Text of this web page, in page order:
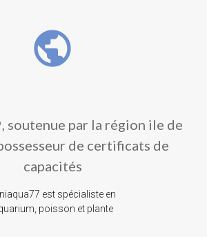
public
soutenue par la région ile de
de certificats de
capacités
est spécialiste en
poisson et plante